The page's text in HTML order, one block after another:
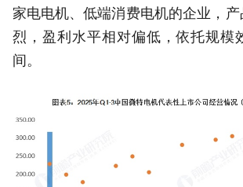
家电电机、低端消费电机的企业，
烈，盈利水平相对偏低，依托规模
间。